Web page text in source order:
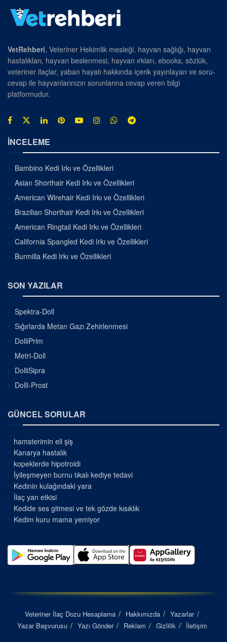
VetRehberi, Veteriner Hekimlik mesleği, hayvan sağlığı, hayvan
hastalıkları, hayvan beslenmesi, hayvan ırkları, ebooks, sözlük,
veteriner ilaçlar, yaban hayatı hakkında içerik yayınlayan ve soru-
cevap ile hayvanlarınızın sorunlarına cevap veren bilgi
platformudur.
İNCELEME
Bambino Kedi Irkı ve Özellikleri
Asian Shorthair Kedi Irkı ve Özellikleri
American Wirehair Kedi Irkı ve Özellikleri
Brazilian Shorthair Kedi Irkı ve Özellikleri
American Ringtail Kedi Irkı ve Özellikleri
California Spangled Kedi Irkı ve Özellikleri
Burmilla Kedi Irkı ve Özellikleri
SON YAZILAR
Spektra-Doll
Sığırlarda Metan Gazı Zehirlenmesi
DolliPrim
Metri-Doll
DolliSipra
Dolli-Prost
GÜNCEL SORULAR
hamsterimin eli şiş
Kanarya hastalık
kopeklerde hipotroidi
İyileşmeyen burnu tıkalı kediye tedavi
Kedinin kulağındaki yara
İlaç yan etkisi
Kedide ses gitmesi ve tek gözde kısıklık
Kedim kuru mama yemiyor
Veteriner İlaç Dozu Hesaplama Hakkımızda
Yazarlar
Yazar Başvurusu
Yazı Gönder Reklam Gizlilik İletişim